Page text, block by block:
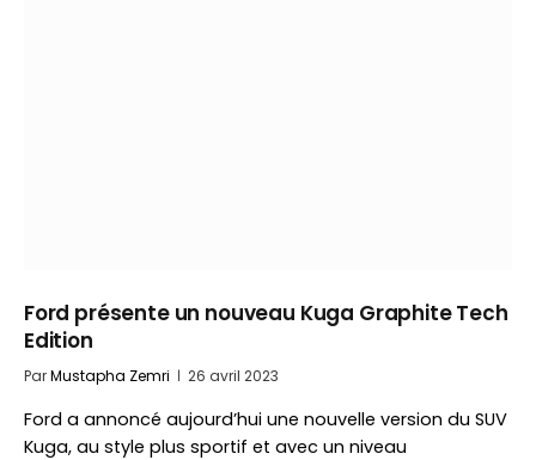
Ford présente un nouveau Kuga Graphite Tech
Edition
ParMustapha Zemri 26 avril 2023
Ford a annoncé aujourd’hui une nouvelle version du SUV
Kuga, au style plus sportif et avec un niveau